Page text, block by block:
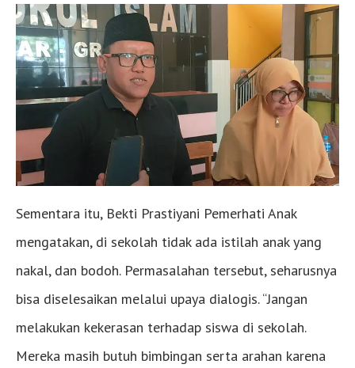
Sementara itu, Bekti Prastiyani Pemerhati Anak
mengatakan, di sekolah tidak ada istilah anak yang
nakal, dan bodoh. Permasalahan tersebut, seharusnya
bisa diselesaikan melalui upaya dialogis. “Jangan
melakukan kekerasan terhadap siswa di sekolah.
Mereka masih butuh bimbingan serta arahan karena